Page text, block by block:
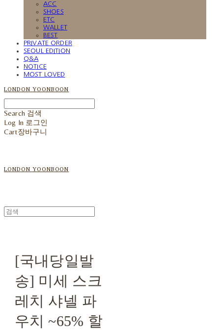
ACC
SHOES
ETC
WALLET
BEST
PRIVATE ORDER
SEOUL EDITION
Q&A
NOTICE
MOST LOVED
LONDON YOONBOON
Search 검색
Log In 로그인
Cart장바구니
LONDON YOONBOON
[국내당일발
송] 미세 스크
레치 샤넬 파
우치 ~65% 할